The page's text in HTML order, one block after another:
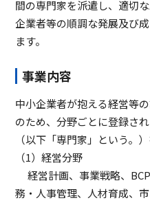
間の専門家を派遣し、適切
企業者等の順調な発展及び
ます。
事業内容
中小企業者が抱える経営等
のため、分野ごとに登録さ
（以下「専門家」という。
（1）経営分野
経営計画、事業戦略、
務・人事管理、人材育成、